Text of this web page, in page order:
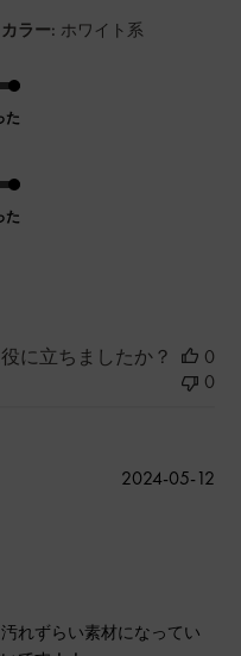
カラー: ホワイト系
た
た
に立ちましたか？
0
0
れずらい素材になってい
公
2024-05-12